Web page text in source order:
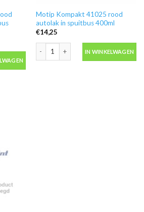
metallic autolak in spuitbus 400ml aantal
Motip Kompakt 41025 rood
autolak in spuitbus 400ml
€14,25
Motip Kompakt 41025 rood autolak
IN WINKELWAGEN